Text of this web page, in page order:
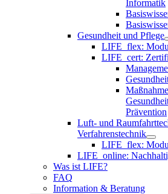
Informatik
Gesundheit und Pflege
LIFE_flex:
LIFE_cert:
Prävention
Luft- und
Verfahrenstechnik
LIFE_flex:
LIFE_online:
Was ist LIFE?
FAQ
Information & Beratung